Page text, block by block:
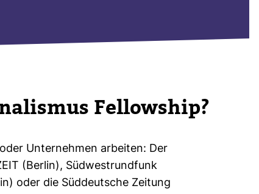
Fel­low­ship?
Unter­nehmen arbeiten: Der
(Berlin), Süd­west­rund­funk
oder die Süd­deut­sche Zei­tung